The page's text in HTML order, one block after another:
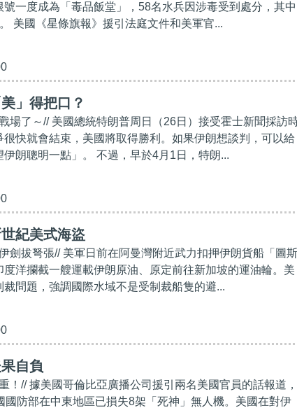
號一度成為「毒品飯堂」，58名水兵因涉毒受到處分，其中
美國《星條旗報》援引法庭文件和美軍官...
」得把口？
場了～// 美國總統特朗普周日（26日）接受霍士新聞採訪
快就會結束，美國將取得勝利。如果伊朗想談判，可以給
朗聰明一點」。 不過，早於4月1日，特朗...
世紀美式海盜
劍拔弩張// 美軍日前在阿曼灣附近武力扣押伊朗貨船「圖斯
洋攔截一艘運載伊朗原油、原定前往新加坡的運油輪。美
問題，強調國際水域不是受制裁船隻的避...
自負
！// 據美國哥倫比亞廣播公司援引兩名美國官員的話報道，
國防部在中東地區已損失8架「死神」無人機。美國在對伊